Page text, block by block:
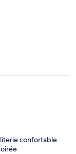
confortable